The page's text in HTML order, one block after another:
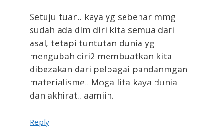
Setuju tuan.. kaya yg sebenar mmg
sudah ada dlm diri kita semua dari
asal, tetapi tuntutan dunia yg
mengubah ciri2 membuatkan kita
dibezakan dari pelbagai pandanmgan
materialisme.. Moga lita kaya dunia
dan akhirat.. aamiin.
Reply